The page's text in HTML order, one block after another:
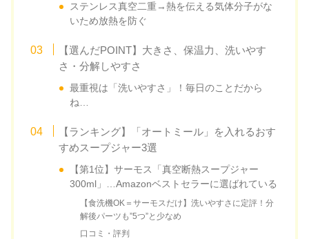
ステンレス真空二重→熱を伝える気体分子がな
いため放熱を防ぐ
【選んだPOINT】大きさ、保温力、洗いやす
さ・分解しやすさ
最重視は「洗いやすさ」！毎日のことだから
ね…
【ランキング】「オートミール」を入れるおす
すめスープジャー3選
【第1位】サーモス「真空断熱スープジャー
300ml」…Amazonベストセラーに選ばれている
【食洗機OK＝サーモスだけ】洗いやすさに定評！分
解後パーツも”5つ”と少なめ
口コミ・評判